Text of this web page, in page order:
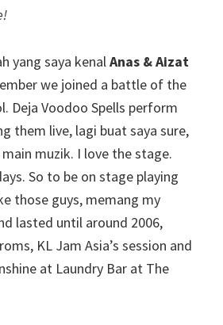
yang saya kenalAnas & Aizat
we joined a battle of the
Deja Voodoo Spells perform
them live, lagi buat saya sure,
muzik. I love the stage.
So to be on stage playing
those guys, memang my
lasted until around 2006,
KL Jam Asia’s session and
at Laundry Bar at The